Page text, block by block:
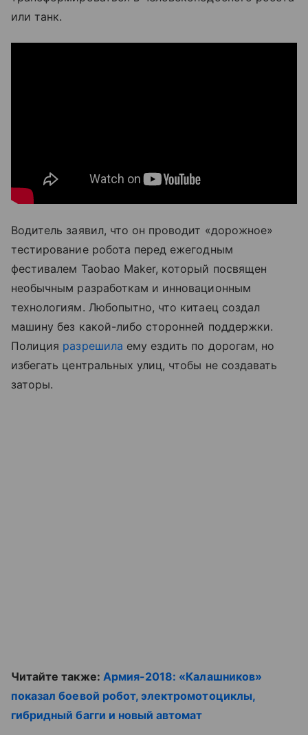
или танк.
Водитель заявил, что он проводит «дорожное»
тестирование робота перед ежегодным
фестивалем Taobao Maker, который посвящен
необычным разработкам и инновационным
технологиям. Любопытно, что китаец создал
машину без какой-либо сторонней поддержки.
Полиция разрешила ему ездить по дорогам, но
избегать центральных улиц, чтобы не создавать
заторы.
Читайте также: Армия-2018: «Калашников»
показал боевой робот, электромотоциклы,
гибридный багги и новый автомат